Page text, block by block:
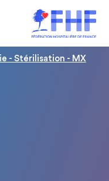
- Stérilisation - MX
des cookies